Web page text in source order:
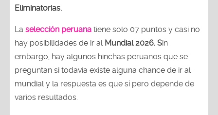
Eliminatorias.
La selección peruana tiene solo 07 puntos y casi no
hay posibilidades de ir al Mundial 2026. Sin
embargo, hay algunos hinchas peruanos que se
preguntan si todavía existe alguna chance de ir al
mundial y la respuesta es que sí pero depende de
varios resultados.